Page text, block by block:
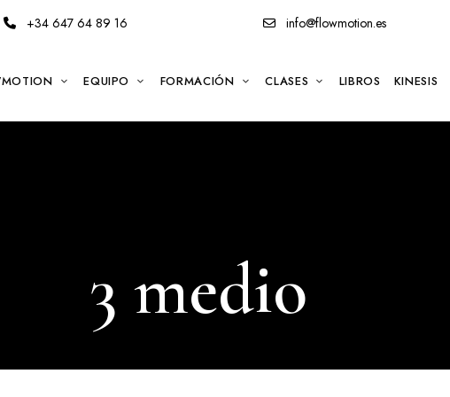
+34 647 64 89 16 info@flowmotion.es
EQUIPO FORMACIÓN CLASES LIBROS KINESIS
3 medio